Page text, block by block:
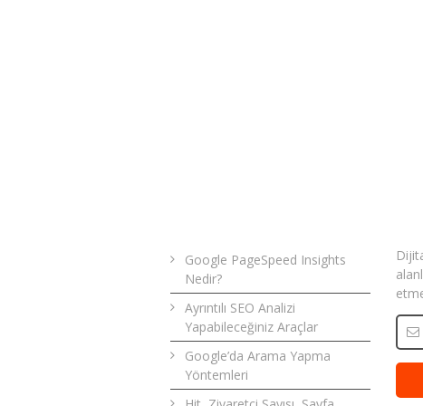
Google PageSpeed Insights
Nedir?
Ayrıntılı SEO Analizi
Yapabileceğiniz Araçlar
Google’da Arama Yapma
Yöntemleri